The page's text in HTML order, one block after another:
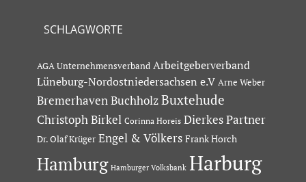
SCHLAGWORTE
AGA Unternehmensverband Arbeitgeberverband
Lüneburg-Nordostniedersachsen e.V Arne Weber
Bremerhaven Buchholz Buxtehude
Christoph Birkel Corinna Horeis Dierkes Partner
Dr. Olaf Krüger Engel & Völkers Frank Horch
Hamburg Hamburger Volksbank Harburg